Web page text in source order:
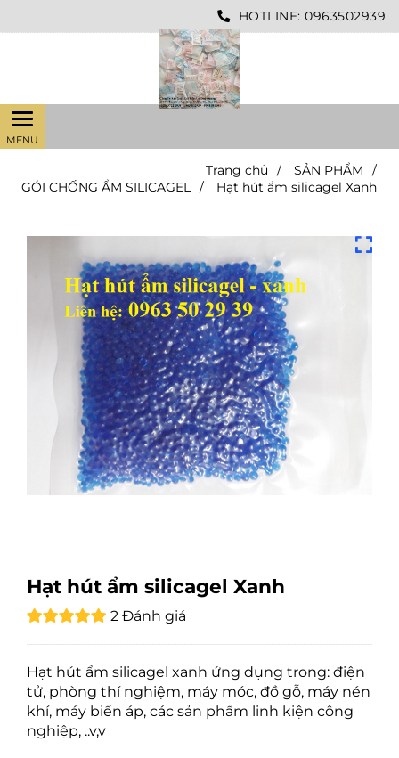
HOTLINE: 0963502939
Trang chủ / SẢN PHẨM
/
GÓI CHỐNG ẨM SILICAGEL / Hạt hút ẩm silicagel Xanh
Hạt hút ẩm silicagel Xanh
2 Đánh giá
Hạt hút ẩm silicagel xanh ứng dụng trong: điện
tử, phòng thí nghiệm, máy móc, đồ gỗ, máy nén
khí, máy biến áp, các sản phẩm linh kiện công
nghiệp, ..v,v